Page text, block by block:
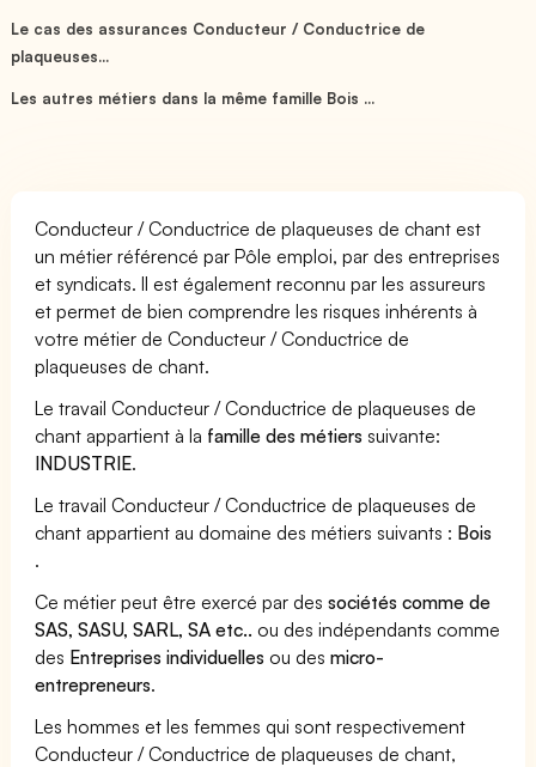
Le cas des assurances Conducteur / Conductrice de
plaqueuses...
Les autres métiers dans la même famille Bois ...
Conducteur / Conductrice de plaqueuses de chant est
un métier référencé par Pôle emploi, par des entreprises
et syndicats. Il est également reconnu par les assureurs
et permet de bien comprendre les risques inhérents à
votre métier de Conducteur / Conductrice de
plaqueuses de chant.
Le travail Conducteur / Conductrice de plaqueuses de
chant appartient à la famille des métiers suivante:
INDUSTRIE.
Le travail Conducteur / Conductrice de plaqueuses de
chant appartient au domaine des métiers suivants : Bois
.
Ce métier peut être exercé par dessociétés comme de
SAS, SASU, SARL, SA etc.. ou des indépendants comme
des Entreprises individuelles ou desmicro-
entrepreneurs.
Les hommes et les femmes qui sont respectivement
Conducteur / Conductrice de plaqueuses de chant,